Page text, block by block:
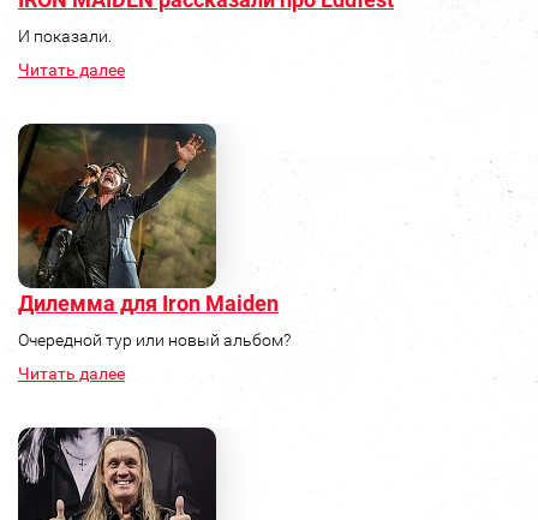
И показали.
Читать далее
Дилемма для Iron Maiden
Очередной тур или новый альбом?
Читать далее